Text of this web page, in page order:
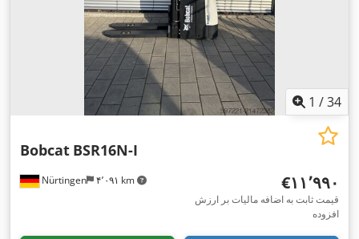
1 /34
Nürtingen ۴٬۰۹۱ km
Bobcat BSR16N-I
‎€۱۱٬۹۹۰
قیمت ثابت به اضافه مالیات بر ارزش
افزوده